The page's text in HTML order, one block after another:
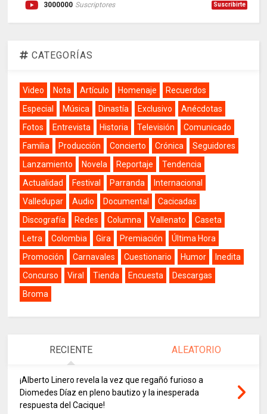
3000000 Suscriptores Suscribirte
CATEGORÍAS
Video Nota Artículo Homenaje
Recuerdos
Especial
Música Dinastía Exclusivo
Anécdotas
Fotos
Entrevista Historia Televisión
Comunicado
Familia
Producción Concierto Crónica
Seguidores
Lanzamiento
Novela Reportaje
Tendencia
Actualidad
Festival Parranda
Internacional
Valledupar
Audio Documental
Cacicadas
Discografía
Redes Columna Vallenato
Caseta
Letra
Colombia Gira Premiación
Última Hora
Promoción
Carnavales Cuestionario Humor
Inedita
Concurso
Viral Tienda Encuesta
Descargas
Broma
RECIENTE ALEATORIO
¡Alberto Linero revela la vez que regañó furioso a
Diomedes Díaz en pleno bautizo y la inesperada
respuesta del Cacique!